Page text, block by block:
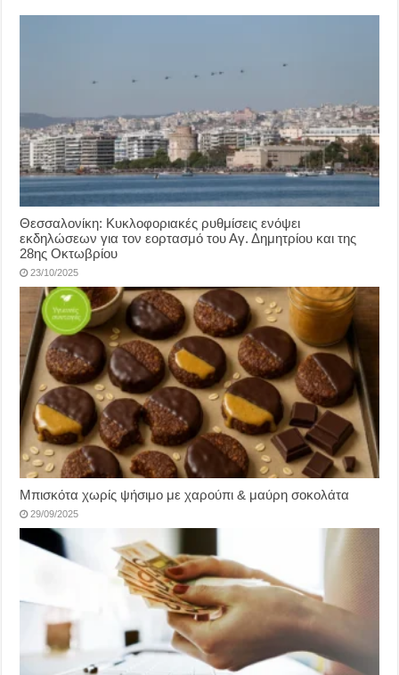
Θεσσαλονίκη: Κυκλοφοριακές ρυθμίσεις ενόψει
εκδηλώσεων για τον εορτασμό του Αγ. Δημητρίου και της
28ης Οκτωβρίου
23/10/2025
Μπισκότα χωρίς ψήσιμο με χαρούπι & μαύρη σοκολάτα
29/09/2025